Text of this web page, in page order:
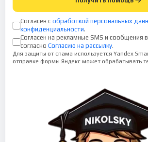
Согласен с обработкой персональных
конфиденциальности.
Согласен на рекламные SMS и сообщения
согласно Согласию на рассылку.
Для защиты от спама используется Yandex
отправке формы Яндекс может обрабатывать